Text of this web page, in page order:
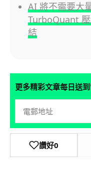
AI 將不需要大
TurboQuant
結
更多精彩文章每日送
讚好0